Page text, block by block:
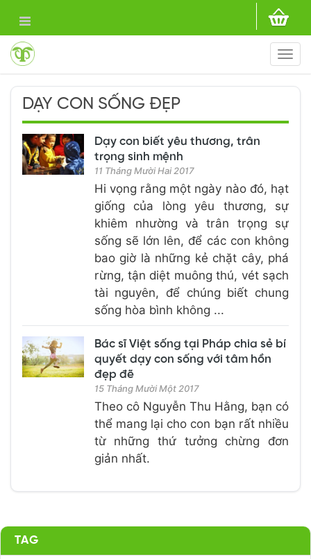
DẠY CON SỐNG ĐẸP
Dạy con biết yêu thương, trân
trọng sinh mệnh
11 Tháng Mười Hai 2017
Hi vọng rằng một ngày nào đó, hạt
giống của lòng yêu thương, sự
khiêm nhường và trân trọng sự
sống sẽ lớn lên, để các con không
bao giờ là những kẻ chặt cây, phá
rừng, tận diệt muông thú, vét sạch
tài nguyên, để chúng biết chung
sống hòa bình không ...
Bác sĩ Việt sống tại Pháp chia sẻ bí
quyết dạy con sống với tâm hồn
đẹp đẽ
15 Tháng Mười Một 2017
Theo cô Nguyễn Thu Hằng, bạn có
thể mang lại cho con bạn rất nhiều
từ những thứ tưởng chừng đơn
giản nhất.
TAG